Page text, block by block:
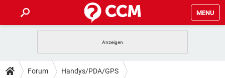
MENU
ANDROID IOS
TIPPS & TRICKS
Forum Handys/PDA/GPS